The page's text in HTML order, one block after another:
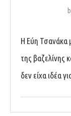
Η Εύη Τσανάκα
της βαζελίνης
δεν είχα ιδέα